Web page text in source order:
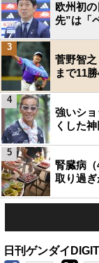
欧州初
先”は「
菅野智
まで11
3
強いシ
くした
4
腎臓病
取り過
5
日刊ゲンダイ